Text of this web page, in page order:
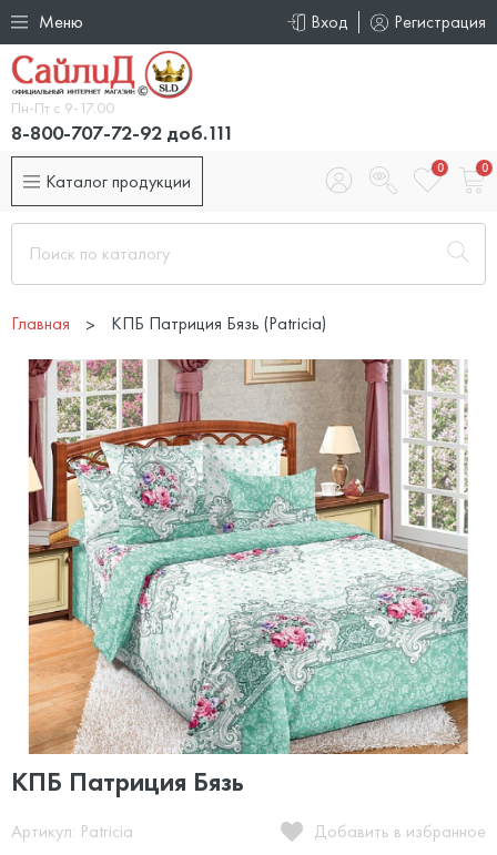
Меню Вход Регистрация
Пн-Пт с 9-17.00
8-800-707-72-92 доб.111
Каталог продукции
0 0
Главная КПБ Патриция Бязь (Patricia)
КПБ Патриция Бязь
Артикул: Patricia
Добавить в избранное